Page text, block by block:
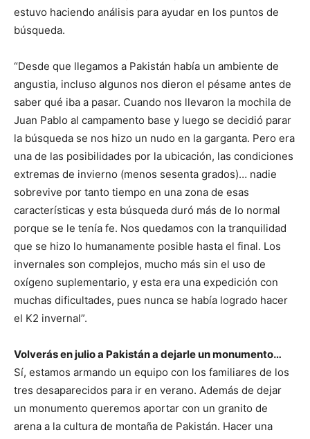
estuvo haciendo análisis para ayudar en los puntos de
búsqueda.
“Desde que llegamos a Pakistán había un ambiente de
angustia, incluso algunos nos dieron el pésame antes de
saber qué iba a pasar. Cuando nos llevaron la mochila de
Juan Pablo al campamento base y luego se decidió parar
la búsqueda se nos hizo un nudo en la garganta. Pero era
una de las posibilidades por la ubicación, las condiciones
extremas de invierno (menos sesenta grados)… nadie
sobrevive por tanto tiempo en una zona de esas
características y esta búsqueda duró más de lo normal
porque se le tenía fe. Nos quedamos con la tranquilidad
que se hizo lo humanamente posible hasta el final. Los
invernales son complejos, mucho más sin el uso de
oxígeno suplementario, y esta era una expedición con
muchas dificultades, pues nunca se había logrado hacer
el K2 invernal”.
Volverás en julio a Pakistán a dejarle un monumento…
Sí, estamos armando un equipo con los familiares de los
tres desaparecidos para ir en verano. Además de dejar
un monumento queremos aportar con un granito de
arena a la cultura de montaña de Pakistán. Hacer una